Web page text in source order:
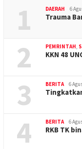
1 DAERAH 6
Trauma
2 PEMRINTAH
KKN 48
3 BERITA 6
4 BERITA 6
RKB TK